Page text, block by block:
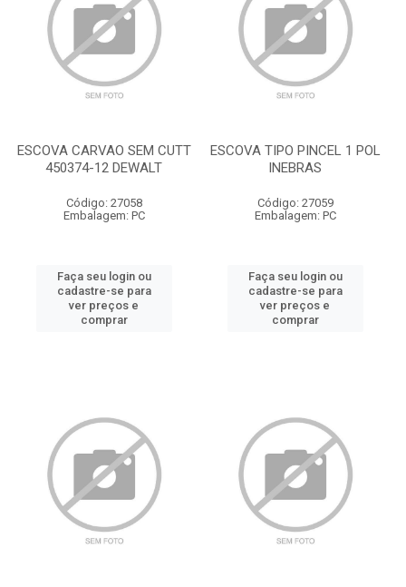
ESCOVA CARVAO SEM CUTT
450374-12 DEWALT
Código: 27058
Embalagem: PC
Faça seu login ou
cadastre-se para
ver preços e
comprar
ESCOVA TIPO PINCEL 1 POL
INEBRAS
Código: 27059
Embalagem: PC
Faça seu login ou
cadastre-se para
ver preços e
comprar